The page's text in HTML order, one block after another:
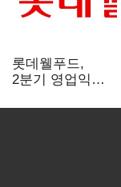
롯데웰푸드,
2분기 영업익
사업이 실적 견인